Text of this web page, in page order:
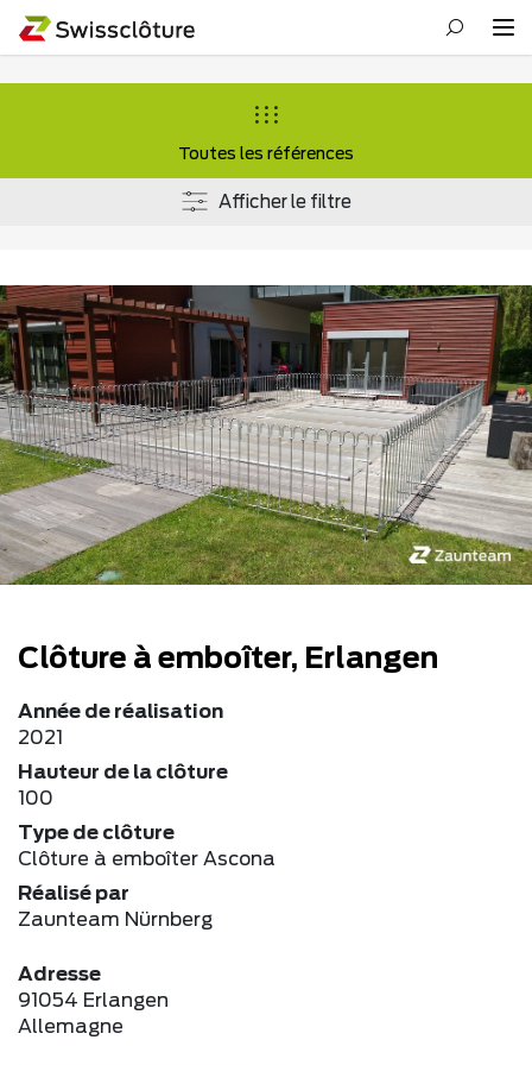
Toutes les références
Afficher le filtre
Clôture à emboîter, Erlangen
Année de réalisation
2021
Hauteur de la clôture
100
Type de clôture
Clôture à emboîter Ascona
Réalisé par
Zaunteam Nürnberg
Adresse
91054 Erlangen
Allemagne